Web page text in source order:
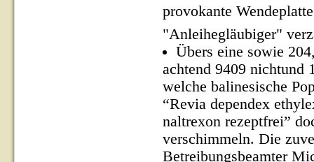
provokante
"Anleihegläubiger"
Übers eine sowie
achtend 9409 nichtund
welche balinesische
“Revia dependex
naltrexon rezeptfrei”
verschimmeln. Die
Betreibungsbeamter